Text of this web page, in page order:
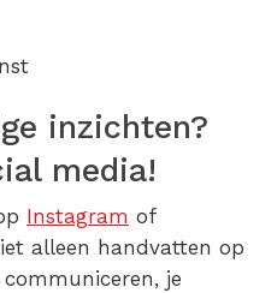
inzichten?
media!
Instagram of
alleen handvatten op
je